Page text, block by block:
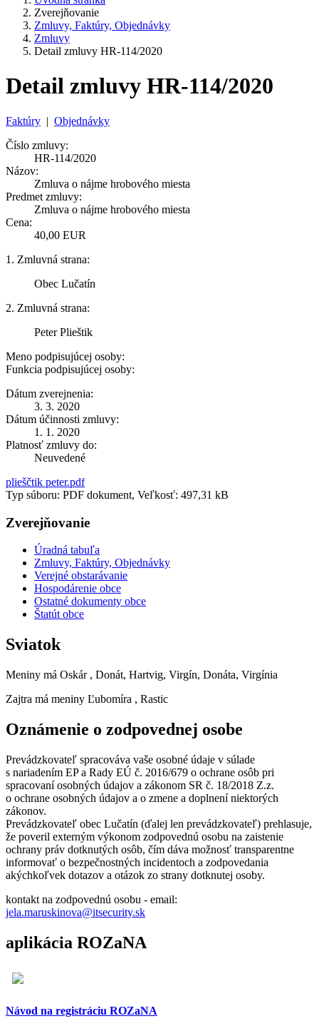
Zverejňovanie
Zmluvy, Faktúry, Objednávky
Zmluvy
Detail zmluvy HR-114/2020
Detail zmluvy HR-114/2020
Faktúry | Objednávky
Číslo zmluvy:
HR-114/2020
Názov:
Zmluva o nájme hrobového miesta
Predmet zmluvy:
Zmluva o nájme hrobového miesta
Cena:
40,00 EUR
1. Zmluvná strana:
Obec Lučatín
2. Zmluvná strana:
Peter Plieštik
Meno podpisujúcej osoby:
Funkcia podpisujúcej osoby:
Dátum zverejnenia:
3. 3. 2020
Dátum účinnosti zmluvy:
1. 1. 2020
Platnosť zmluvy do:
Neuvedené
plieščtik peter.pdf
Typ súboru: PDF dokument, Veľkosť: 497,31 kB
Zverejňovanie
Úradná tabuľa
Zmluvy, Faktúry, Objednávky
Verejné obstarávanie
Hospodárenie obce
Ostatné dokumenty obce
Štatút obce
Sviatok
Meniny má Oskár , Donát, Hartvig, Virgín, Donáta, Virgínia
Zajtra má meniny Ľubomíra , Rastic
Oznámenie o zodpovednej osobe
Prevádzkovateľ spracováva vaše osobné údaje v súlade
s nariadením EP a Rady EÚ č. 2016/679 o ochrane osôb pri
spracovaní osobných údajov a zákonom SR č. 18/2018 Z.z.
o ochrane osobných údajov a o zmene a doplnení niektorých
zákonov.
Prevádzkovateľ obec Lučatín (ďalej len prevádzkovateľ) prehlasuje,
že poveril externým výkonom zodpovednú osobu na zaistenie
ochrany práv dotknutých osôb, čím dáva možnosť transparentne
informovať o bezpečnostných incidentoch a zodpovedania
akýchkoľvek dotazov a otázok zo strany dotknutej osoby.
kontakt na zodpovednú osobu - email:
jela.maruskinova@itsecurity.sk
aplikácia ROZaNA
Návod na registráciu ROZaNA